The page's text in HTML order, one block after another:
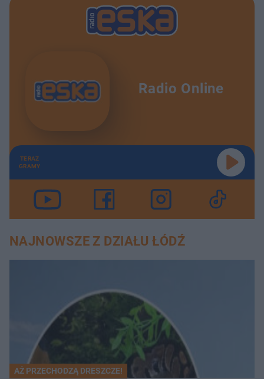
Radio Online
TERAZ
GRAMY
NAJNOWSZE Z DZIAŁU ŁÓDŹ
AŻ PRZECHODZĄ DRESZCZE!